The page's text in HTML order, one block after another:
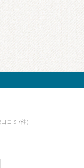
コミ7件）